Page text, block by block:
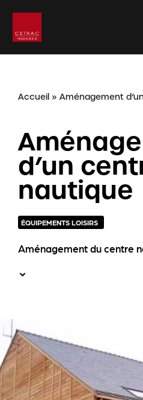
Accueil » Aménagement
d’un
nautique
ÉQUIPEMENTS LOISIRS
Aménagement du centre